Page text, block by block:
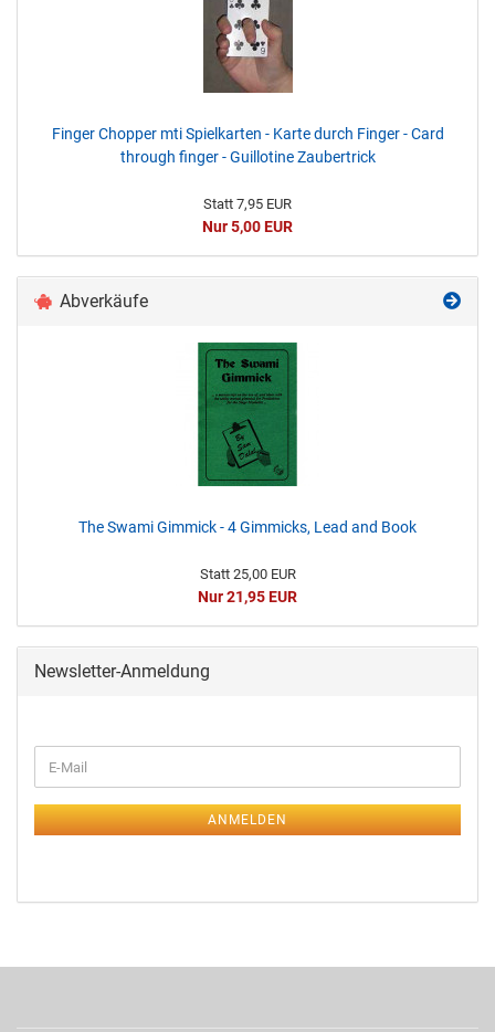
Finger Chopper mti Spielkarten - Karte durch Finger - Card
through finger - Guillotine Zaubertrick
Statt 7,95 EUR
Nur 5,00 EUR
Abverkäufe
The Swami Gimmick - 4 Gimmicks, Lead and Book
Statt 25,00 EUR
Nur 21,95 EUR
Newsletter-Anmeldung
ANMELDEN